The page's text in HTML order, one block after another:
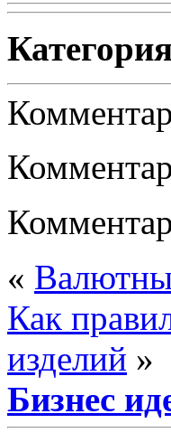
Категория
«
Как
изделий »
Бизнес